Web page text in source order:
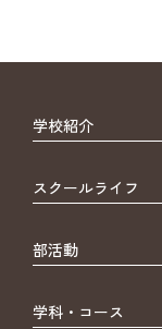
学校紹介
スクールライフ
部活動
学科・コース